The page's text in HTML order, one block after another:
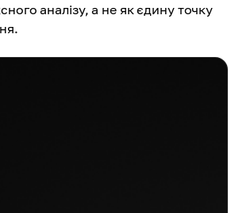
аналізу, а не як єдину точку